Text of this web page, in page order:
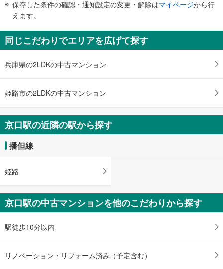
知
を
け
・
件
を
マ
イ
ー
に
保
す
保存した条件の確認・通知設定の変更・解除はマイページから行
えます。
同じこだわりでエリアを広げて探す
兵庫県の2LDKの中古マンション
姫路市の2LDKの中古マンション
京口駅の近隣の駅から探す
播但線
姫路
京口駅の中古マンションを他のこだわりから探す
駅徒歩10分以内
リノベーション・リフォーム済み（予定含む）